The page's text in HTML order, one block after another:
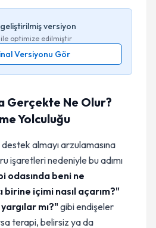
versiyon
ile optimize edilmiştir
Versiyonu Gör
Gerçekte Ne Olur?
Yolculuğu
almayı arzulamasına
işaretleri nedeniyle bu adımı
odasında beni ne
birine içimi nasıl açarım?"
mı?"gibi endişeler
terapi, belirsiz ya da